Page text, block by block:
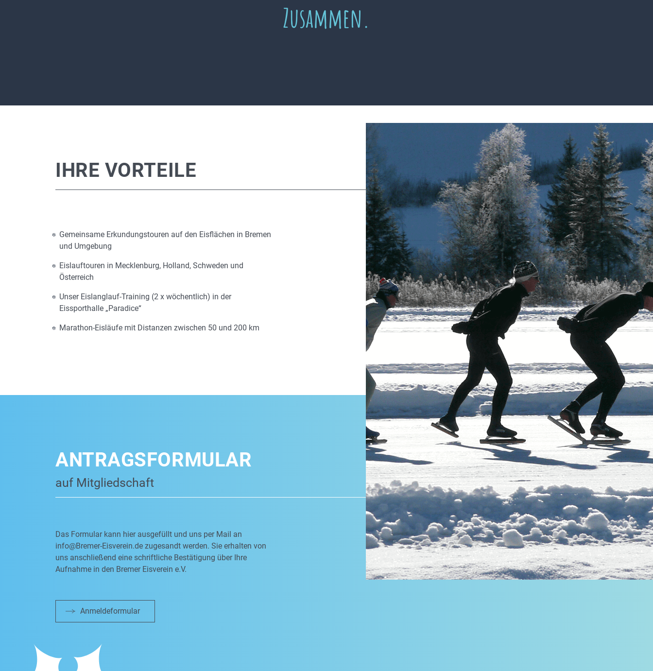
Zusammen.
IHRE VORTEILE
Gemeinsame Erkundungstouren auf den Eisflächen in Bremen
und Umgebung
Eislauftouren in Mecklenburg, Holland, Schweden und
Österreich
Unser Eislanglauf-Training (2 x wöchentlich) in der
Eissporthalle „Paradice“
Marathon-Eisläufe mit Distanzen zwischen 50 und 200 km
ANTRAGSFORMULAR
auf Mitgliedschaft
Das Formular kann hier ausgefüllt und uns per Mail an
info@Bremer-Eisverein.dezugesandt werden. Sie erhalten von
uns anschließend eine schriftliche Bestätigung über Ihre
Aufnahme in den Bremer Eisverein e.V.
Anmeldeformular